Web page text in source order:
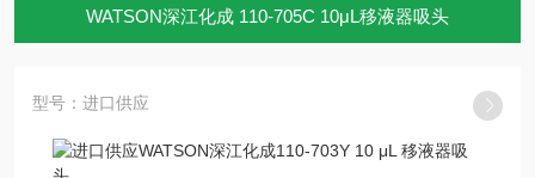
WATSON深江化成 110-705C 10μL移液器吸头
型号：进口供应